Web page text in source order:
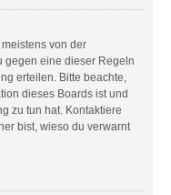
von der
gegen eine dieser Regeln
erteilen. Bitte beachte,
dieses Boards ist und
zu tun hat. Kontaktiere
bist, wieso du verwarnt